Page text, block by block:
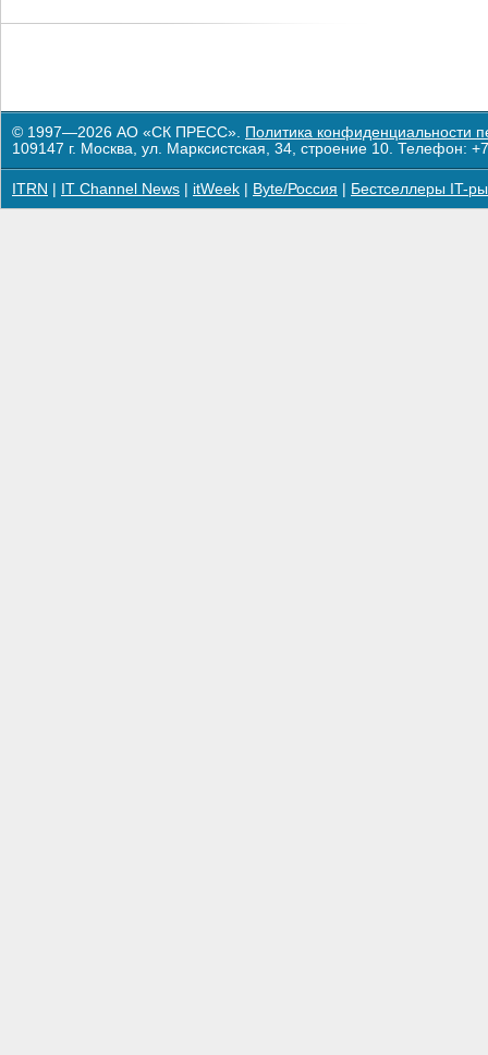
© 1997—2026 АО «СК ПРЕСС». Политика конфиденциальности
109147 г. Москва, ул. Марксистская, 34, строение 10. Телефон:
ITRN IT Channel News itWeek Byte/Россия Бестселлеры IT-